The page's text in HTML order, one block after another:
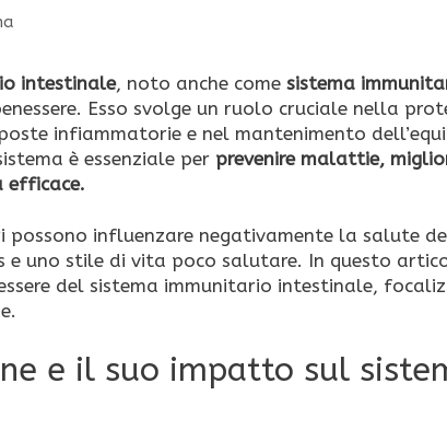
intestinale, noto anche come sistema
Esso svolge un ruolo cruciale nella
infiammatorie e nel mantenimento
è essenziale per prevenire malattie,
efficace.
influenzare negativamente la salute
e uno stile di vita poco salutare. In questo
del sistema immunitario intestinale,
e il suo impatto sul